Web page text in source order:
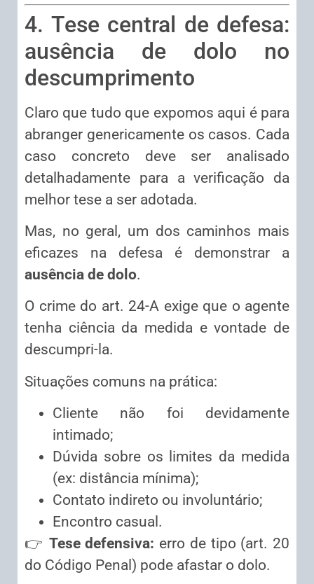
4. Tese central de defesa:
ausência de dolo no
descumprimento
Claro que tudo que expomos aqui é para
abranger genericamente os casos. Cada
caso concreto deve ser analisado
detalhadamente para a verificação da
melhor tese a ser adotada.
Mas, no geral, um dos caminhos mais
eficazes na defesa é demonstrar a
ausência de dolo.
O crime do art. 24-A exige que o agente
tenha ciência da medida e vontade de
descumpri-la.
Situações comuns na prática:
Cliente não foi devidamente
intimado;
Dúvida sobre os limites da medida
(ex: distância mínima);
Contato indireto ou involuntário;
Encontro casual.
👉 Tese defensiva: erro de tipo (art. 20
do Código Penal) pode afastar o dolo.